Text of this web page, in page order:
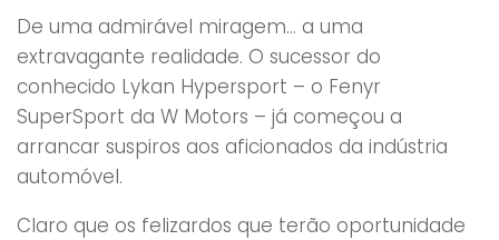
De uma admirável miragem… a uma
extravagante realidade. O sucessor do
conhecido Lykan Hypersport – o Fenyr
SuperSport da W Motors – já começou a
arrancar suspiros aos aficionados da indústria
automóvel.
Claro que os felizardos que terão oportunidade